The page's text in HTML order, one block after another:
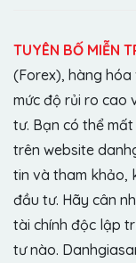
TUYÊN BỐ MIỄN
(Forex), hàng hóa
mức độ rủi ro cao
tư. Bạn có thể
trên website
tin và tham khảo,
đầu tư. Hãy cân
tài chính độc lập
tư nào.